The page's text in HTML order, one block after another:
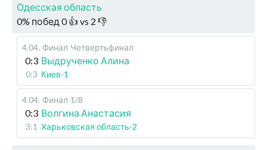
Одесская область
0% побед 0👍 vs 2 👎
4.04. Финал Четвертьфинал
0:3 Выдрученко Алина
0:3 Киев-1
4.04. Финал 1/8
0:3 Волгина Анастасия
3:1 Харьковская область-2